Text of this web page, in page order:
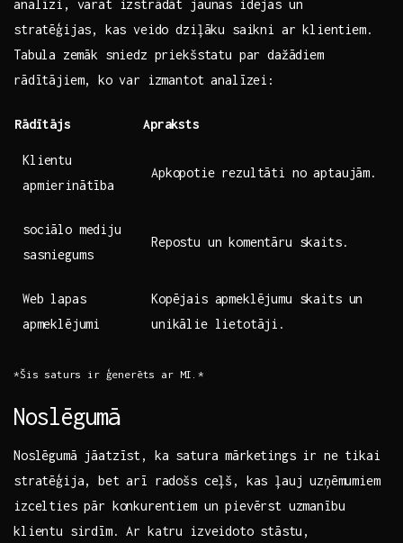
‍analīzi, varat izstrādāt jaunas idejas un
‍stratēģijas, ⁢kas​ veido dziļāku saikni ar klientiem.
Tabula ⁤zemāk sniedz priekšstatu par dažādiem
rādītājiem, ⁣ko var izmantot analīzei:
Rādītājs Apraksts
Klientu
apmierinātība
Apkopotie rezultāti no aptaujām.
sociālo ​mediju
sasniegums
Repostu un ‌komentāru skaits.
Web lapas
⁣apmeklējumi
Kopējais apmeklējumu skaits un
unikālie lietotāji.
*Šis saturs ir ģenerēts ⁢ar MI.*
Noslēgumā
Noslēgumā ​jāatzīst, ka satura‌ mārketings⁤ ir ne tikai
stratēģija, bet arī radošs ceļš, kas ļauj uzņēmumiem⁣
izcelties pār konkurentiem ​un pievērst uzmanību
klientu sirdīm. Ar ‍katru izveidoto ⁤stāstu,